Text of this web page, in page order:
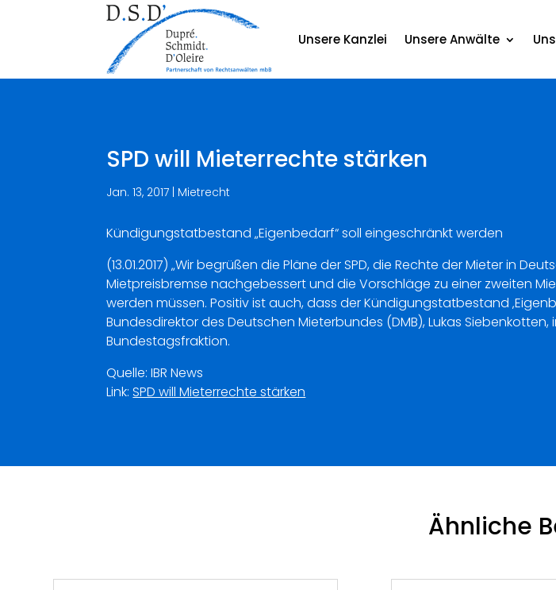
Unsere Kanzlei Unsere Anwälte
SPD will Mieterrechte stärken
Jan. 13, 2017 | Mietrecht
Kündigungstatbestand „Eigenbedarf“ soll eingeschränkt werden
(13.01.2017) „Wir begrüßen die Pläne der SPD, die Rechte der Mieter in
Mietpreisbremse nachgebessert und die Vorschläge zu einer zweiten
werden müssen. Positiv ist auch, dass der Kündigungstatbestand
Bundesdirektor des Deutschen Mieterbundes (DMB), Lukas
Bundestagsfraktion.
Quelle: IBR News
Link:SPD will Mieterrechte stärken
Ähnliche